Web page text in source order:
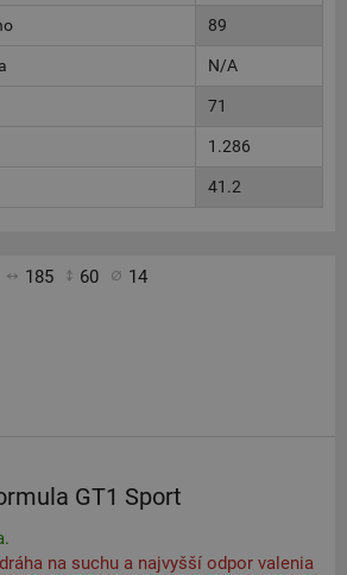
89
N/A
71
1.286
41.2
185 60 14
GT1 Sport
na suchu a najvyšší odpor valenia